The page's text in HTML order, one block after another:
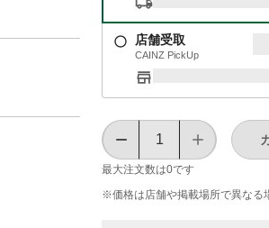
店舗受取
CAINZ PickUp
最大注文数は0です
※価格は​店舗や​掲載場所で​異なる​